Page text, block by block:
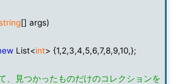
[] args)
List<int> {1,2,3,4,5,6,7,8,9,10,};
、見つかったものだけのコレクションを